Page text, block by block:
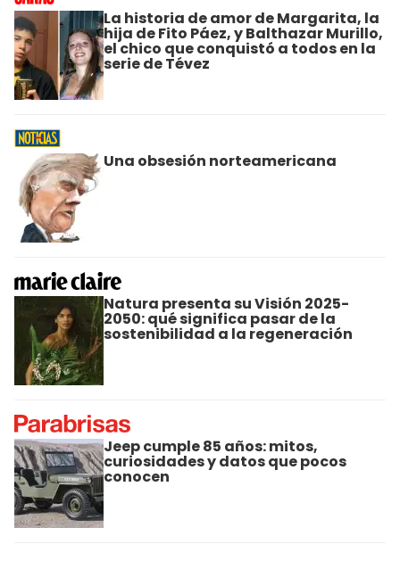
La historia de amor de Margarita, la
hija de Fito Páez, y Balthazar Murillo,
el chico que conquistó a todos en la
serie de Tévez
Una obsesión norteamericana
Natura presenta su Visión 2025-
2050: qué significa pasar de la
sostenibilidad a la regeneración
Jeep cumple 85 años: mitos,
curiosidades y datos que pocos
conocen